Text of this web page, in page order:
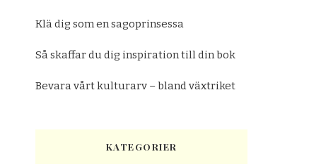
Klä dig som en sagoprinsessa
Så skaffar du dig inspiration till din bok
Bevara vårt kulturarv – bland växtriket
KATEGORIER